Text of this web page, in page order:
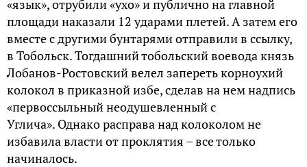
«язык», отрубили «ухо» и публично на главной
площади наказали 12 ударами плетей. А затем его
вместе с другими бунтарями отправили в ссылку,
в Тобольск. Тогдашний тобольский воевода князь
Лобанов-Ростовский велел запереть корноухий
колокол в приказной избе, сделав на нем надпись
«первоссыльный неодушевленный с
Углича». Однако расправа над колоколом не
избавила власти от проклятия – все только
начиналось.